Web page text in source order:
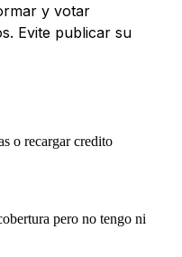
y votar
Evite publicar su